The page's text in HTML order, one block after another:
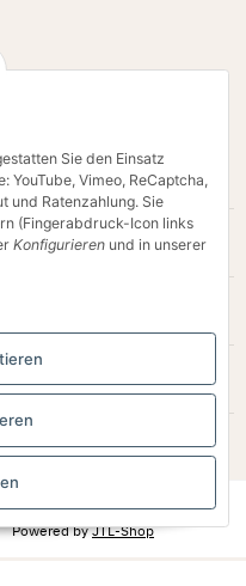
Sie den Einsatz
Vimeo, ReCaptcha,
und Ratenzahlung. Sie
(Fingerabdruck-Icon links
Konfigurieren und in unserer
USt., zzgl.Versand
Powered byJTL-Shop